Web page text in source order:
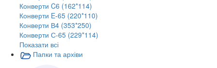
Конверти C6 (162*114)
Конверти E-65 (220*110)
Конверти В4 (353*250)
Конверти С-65 (229*114)
Показати всі
Папки та архіви